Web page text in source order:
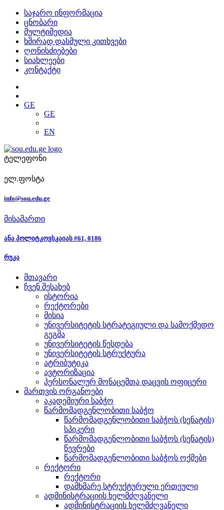
საჯარო ინფორმაცია
ცნობარი
მულტიმედია
ხშირად დასმული კითხვები
ღონისძიებები
სიახლეები
კონტაქტი
GE
GE
EN
ტელეფონი
ელ.ფოსტა
info@sou.edu.ge
მისამართი
ანა პოლიტკოვსკაიას #61, 0186
რუკა
მთავარი
ჩვენ შესახებ
ისტორია
რექტორები
მისია
უნივერსიტეტის სტრატეგიული და სამოქმედო
გეგმა
უნივერსიტეტის წესდება
უნივერსიტეტის სტრუქტურა
ატრიბუტიკა
ავტორიზაცია
პერსონალურ მონაცემთა დაცვის ოფიცერი
მართვის ორგანოები
აკადემიური საბჭო
წარმომადგენლობითი საბჭო
წარმომადგენლობითი საბჭოს (სენატის)
სპიკერი
წარმომადგენლობითი საბჭოს (სენატის)
წევრები
წარმომადგენლობითი საბჭოს ოქმები
რექტორი
რექტორი
დამხმარე სტრუქტურული ერთეული
ადმინისტრაციის ხელმძღვანელი
ადმინისტრაციის ხელმძღვანელი